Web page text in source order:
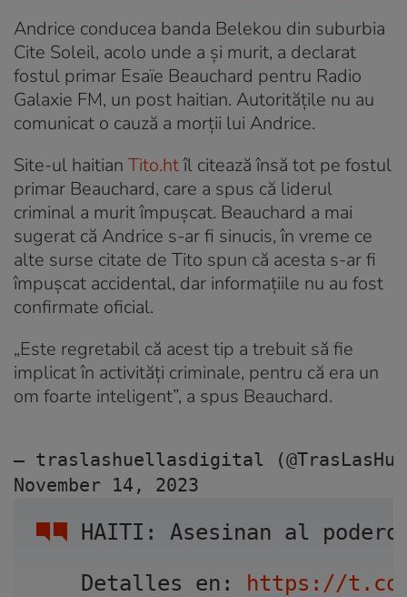
Andrice conducea banda Belekou din suburbia
Cite Soleil, acolo unde a și murit, a declarat
fostul primar Esaïe Beauchard pentru Radio
Galaxie FM, un post haitian. Autoritățile nu au
comunicat o cauză a morții lui Andrice.
Site-ul haitian Tito.htîl citează însă tot pe fostul
primar Beauchard, care a spus că liderul
criminal a murit împușcat. Beauchard a mai
sugerat că Andrice s-ar fi sinucis, în vreme ce
alte surse citate de Tito spun că acesta s-ar fi
împușcat accidental, dar informațiile nu au fost
confirmate oficial.
„Este regretabil că acest tip a trebuit să fie
implicat în activități criminale, pentru că era un
om foarte inteligent”, a spus Beauchard.
HAITI: Asesinan al
Detalles en:
https://t.co/
— traslashuellasdigital
November 14, 2023